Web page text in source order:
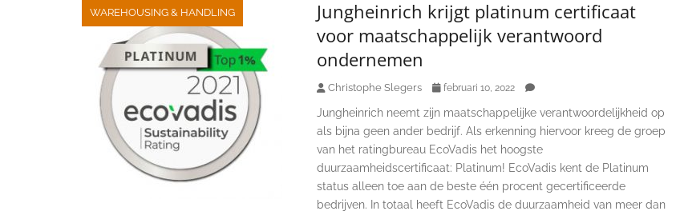
WAREHOUSING & HANDLING
Jungheinrich krijgt platinum certificaat
voor maatschappelijk verantwoord
ondernemen
Christophe Slegers februari 10, 2022
Jungheinrich neemt zijn maatschappelijke verantwoordelijkheid op
als bijna geen ander bedrijf. Als erkenning hiervoor kreeg de groep
van het ratingbureau EcoVadis het hoogste
duurzaamheidscertificaat: Platinum! EcoVadis kent de Platinum
status alleen toe aan de beste één procent gecertificeerde
bedrijven. In totaal heeft EcoVadis de duurzaamheid van meer dan